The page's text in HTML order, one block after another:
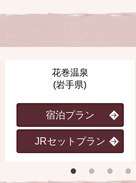
花巻温泉
(岩手県)
宿泊プラン
JRセットプラン